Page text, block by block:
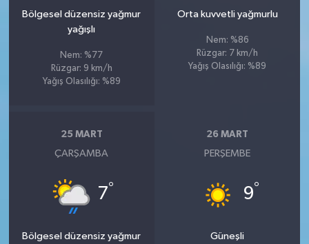
Bölgesel düzensiz yağmur
yağışlı
Nem: %77
Rüzgar: 9 km/h
Yağış Olasılığı: %89
Orta kuvvetli yağmurlu
Nem: %86
Rüzgar: 7 km/h
Yağış Olasılığı: %89
25 MART
ÇARŞAMBA
7°
Bölgesel düzensiz yağmur
26 MART
PERŞEMBE
9°
Güneşli